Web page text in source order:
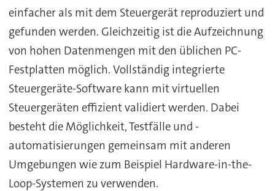
einfacher als mit dem Steuergerät reproduziert und
gefunden werden. Gleichzeitig ist die Aufzeichnung
von hohen Datenmengen mit den üblichen PC-
Festplatten möglich. Vollständig integrierte
Steuergeräte-Software kann mit virtuellen
Steuergeräten effizient validiert werden. Dabei
besteht die Möglichkeit, Testfälle und -
automatisierungen gemeinsam mit anderen
Umgebungen wie zum Beispiel Hardware-in-the-
Loop-Systemen zu verwenden.